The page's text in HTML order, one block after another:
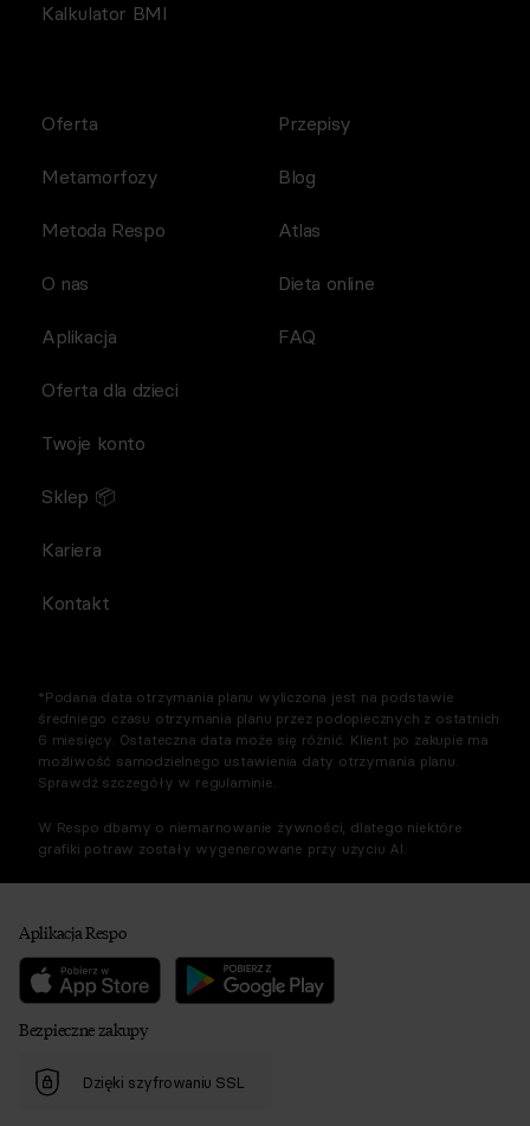
Kalkulator BMI
Oferta
Metamorfozy
Metoda Respo
O nas
Aplikacja
Przepisy
Blog
Atlas
Dieta online
FAQ
Oferta dla dzieci
Twoje konto
Sklep 📦
Kariera
Kontakt
*Podana data otrzymania planu wyliczona jest na podstawie
średniego czasu otrzymania planu przez podopiecznych z ostatnich
6 miesięcy. Ostateczna data może się różnić. Klient po zakupie ma
możliwość samodzielnego ustawienia daty otrzymania planu.
Sprawdź szczegóły w regulaminie.
W Respo dbamy o niemarnowanie żywności, dlatego niektóre
grafiki potraw zostały wygenerowane przy użyciu AI.
Aplikacja Respo
Bezpieczne zakupy
Dzięki szyfrowaniu SSL